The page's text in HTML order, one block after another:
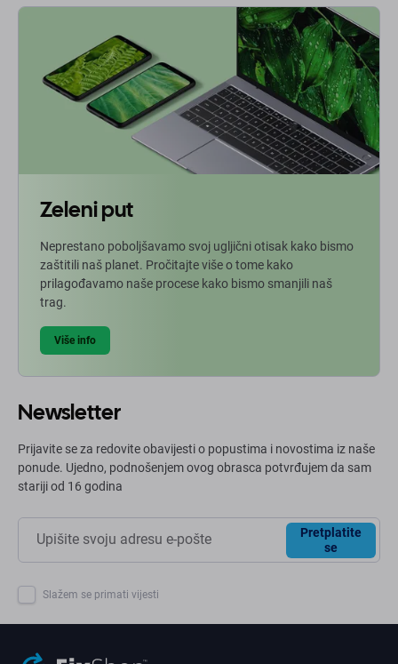
Zeleni put
Neprestano poboljšavamo svoj ugljični otisak kako bismo
zaštitili naš planet. Pročitajte više o tome kako
prilagođavamo naše procese kako bismo smanjili naš
trag.
Više info
Newsletter
Prijavite se za redovite obavijesti o popustima i novostima iz naše
ponude. Ujedno, podnošenjem ovog obrasca potvrđujem da sam
stariji od 16 godina
Pretplatite
se
Slažem se primati vijesti